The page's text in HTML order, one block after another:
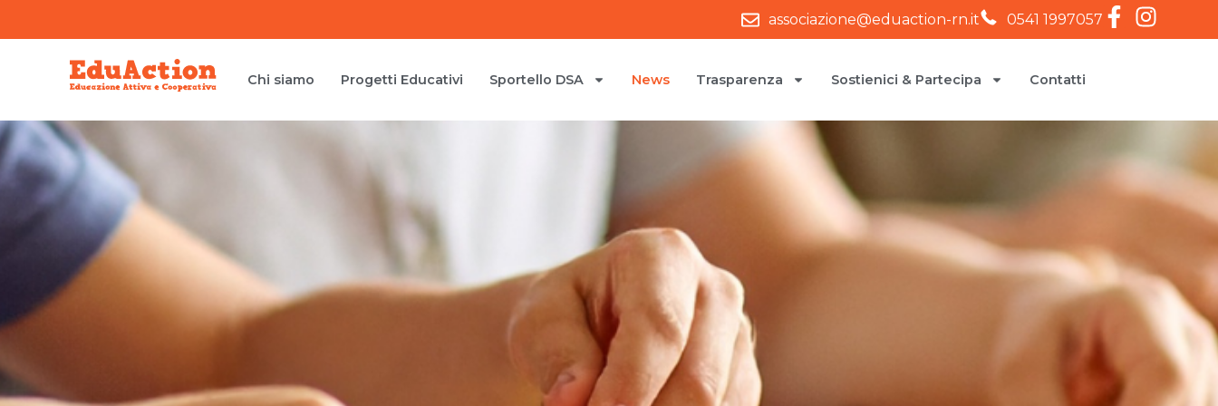
associazione@eduaction-rn.it 0541 1997057
Chi siamo Progetti Educativi Sportello DSA News Trasparenza Sostienici & Partecipa Contatti